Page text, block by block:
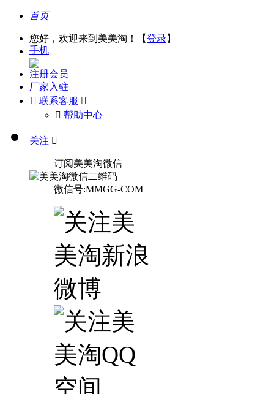
首页
您好，欢迎来到美美淘！【登录】
手机
注册会员
厂家入驻
 联系客服 
󰅃 帮助中心
关注 
订阅美美淘微信
微信号:MMGG-COM